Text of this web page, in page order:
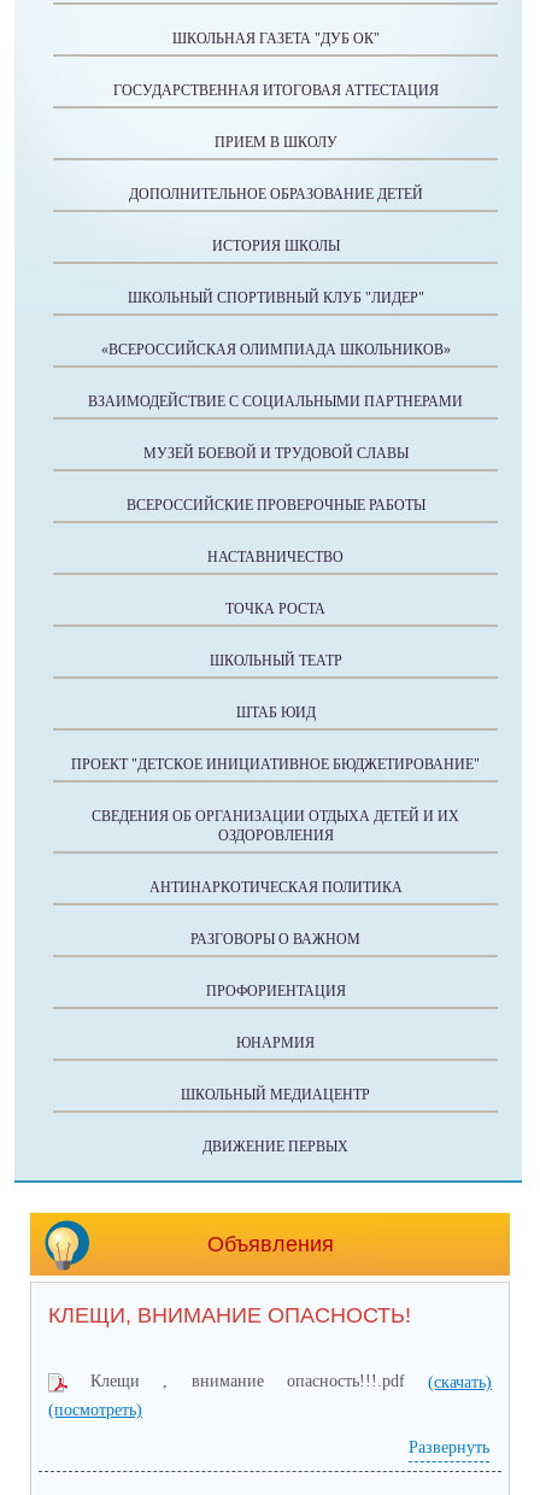
ШКОЛЬНАЯ ГАЗЕТА "ДУБ ОК"
ГОСУДАРСТВЕННАЯ ИТОГОВАЯ АТТЕСТАЦИЯ
ПРИЕМ В ШКОЛУ
ДОПОЛНИТЕЛЬНОЕ ОБРАЗОВАНИЕ ДЕТЕЙ
ИСТОРИЯ ШКОЛЫ
ШКОЛЬНЫЙ СПОРТИВНЫЙ КЛУБ "ЛИДЕР"
«ВСЕРОССИЙСКАЯ ОЛИМПИАДА ШКОЛЬНИКОВ»
ВЗАИМОДЕЙСТВИЕ С СОЦИАЛЬНЫМИ ПАРТНЕРАМИ
МУЗЕЙ БОЕВОЙ И ТРУДОВОЙ СЛАВЫ
ВСЕРОССИЙСКИЕ ПРОВЕРОЧНЫЕ РАБОТЫ
НАСТАВНИЧЕСТВО
ТОЧКА РОСТА
ШКОЛЬНЫЙ ТЕАТР
ШТАБ ЮИД
ПРОЕКТ "ДЕТСКОЕ ИНИЦИАТИВНОЕ БЮДЖЕТИРОВАНИЕ"
СВЕДЕНИЯ ОБ ОРГАНИЗАЦИИ ОТДЫХА ДЕТЕЙ И ИХ
ОЗДОРОВЛЕНИЯ
АНТИНАРКОТИЧЕСКАЯ ПОЛИТИКА
РАЗГОВОРЫ О ВАЖНОМ
ПРОФОРИЕНТАЦИЯ
ЮНАРМИЯ
ШКОЛЬНЫЙ МЕДИАЦЕНТР
ДВИЖЕНИЕ ПЕРВЫХ
Объявления
КЛЕЩИ, ВНИМАНИЕ ОПАСНОСТЬ!
Клещи , внимание опасность!!!.pdf(скачать)
(посмотреть)
Развернуть